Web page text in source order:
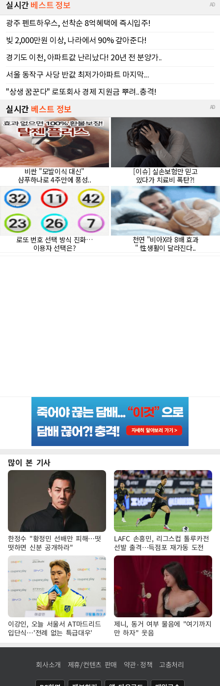
많이 본 기사
한정수 "황정민 선배만 피해…떳
떳하면 신분 공개하라"
LAFC 손흥민, 리그스컵 톨루카전
선발 출격…득점포 재가동 도전
이강인, 오늘 서울서 AT마드리드
입단식…'전례 없는 특급대우'
제니, 동거 여부 물음에 "여기까지
만 하자" 웃음
회사소개 제휴/컨텐츠 판매 약관·정책 고충처리